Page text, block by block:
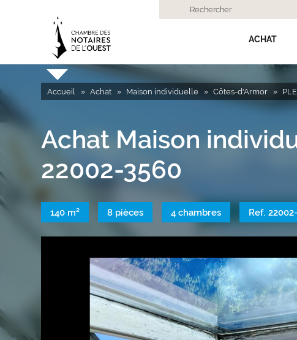
Rechercher
ACHAT
Accueil Achat Maison individuelle Côtes-d'Armor
Achat Maison
22002-3560
140 m² 8 pièces 4 chambres Ref.